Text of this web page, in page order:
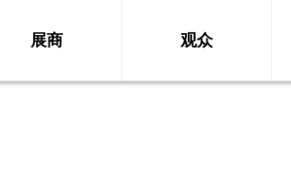
展商 观众